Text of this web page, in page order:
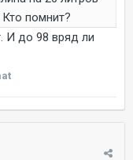
помнит?
И до 98 вряд ли